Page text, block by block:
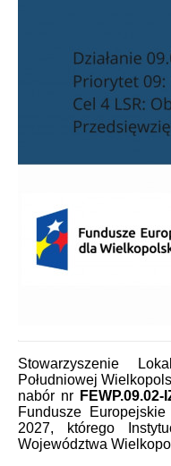
Stowarzyszenie
Południowej
nabór nr FEWP.09.02-
Fundusze
2027, którego
Województwa